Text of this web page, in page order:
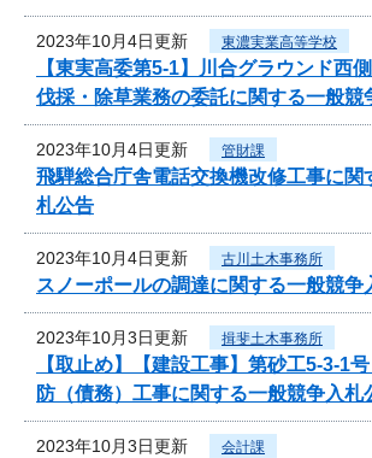
2023年10月4日更新 東濃実業高等学校
【東実高委第5-1】川合グラウンド西
伐採・除草業務の委託に関する一般競
2023年10月4日更新 管財課
飛騨総合庁舎電話交換機改修工事に関
札公告
2023年10月4日更新 古川土木事務所
スノーポールの調達に関する一般競争
2023年10月3日更新 揖斐土木事務所
【取止め】【建設工事】第砂工5-3-1
防（債務）工事に関する一般競争入札
2023年10月3日更新 会計課